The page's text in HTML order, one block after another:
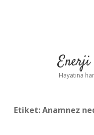
Enerji
Hayatına
Etiket:Anamnez